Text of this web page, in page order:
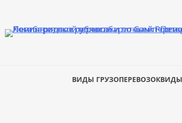
ВИДЫ ГРУЗОПЕРЕВОЗОК